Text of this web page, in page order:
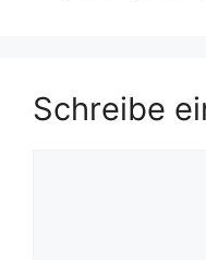
Schreibe